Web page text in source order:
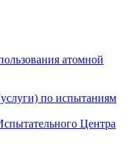
атомной
по испытаниям
Центра